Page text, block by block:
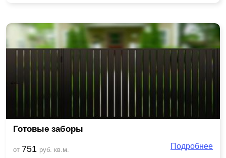
Готовые заборы
от 751 руб. кв.м. Подробнее